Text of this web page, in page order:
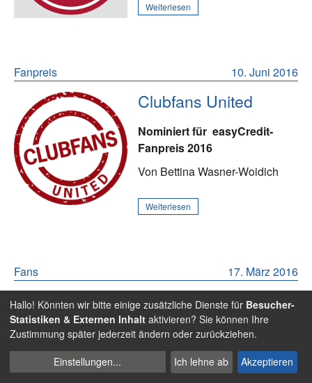
Weiterlesen
10. Juni 2016
Fanpreis
Clubfans United
Nominiert für easyCredit-
Fanpreis 2016
Von Bettina Wasner-Woidich
Weiterlesen
17. März 2016
Fans
Der FCN und das Bier
Mit Jürgen Roth und Daniel
Kirchner stehen die ersten
Gesprächsgäste für den Fußball-Talk im südpunkt fest.
Cookies
verwalten
Hallo! Könnten wir bitte einige zusätzliche Dienste für Besucher-
Statistiken & Externen Inhalt aktivieren? Sie können Ihre
Zustimmung später jederzeit ändern oder zurückziehen.
Einstellungen... Ich lehne ab Akzeptieren